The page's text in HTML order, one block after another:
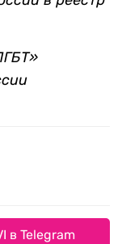
в Telegram